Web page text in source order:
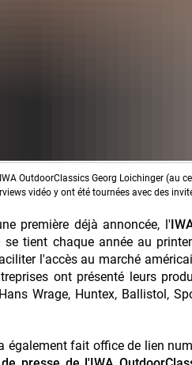
OutdoorClassics Georg Loichinger (au
vidéo y ont été tournées avec des
première déjà annoncée, l'
tient chaque année au
l'accès au marché
ont présenté leurs
Wrage, Huntex, Ballistol,
fait office de lien